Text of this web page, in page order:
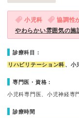
小児科 協調性
やわらかい雰囲気の施
診療科目：
リハビリテーション科 、小
専門医・資格：
小児科専門医、小児神経専
診療時間